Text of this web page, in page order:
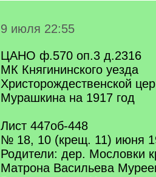
9 июля 22:55
ЦАНО ф.570 оп.3 д.2316
МК Княгининского уезда
Христорождественской
Мурашкина на 1917 год
Лист 447об-448
№ 18, 10 (крещ. 11) июня
Родители: дер. Мословки
Матрона Васильева